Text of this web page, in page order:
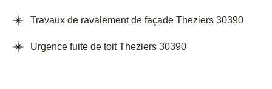
Travaux de ravalement de façade Theziers 30390
Urgence fuite de toit Theziers 30390